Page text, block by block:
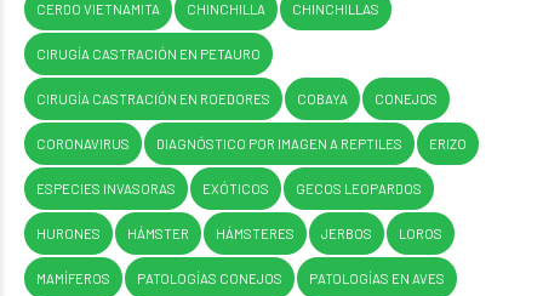
CERDO VIETNAMITA CHINCHILLA CHINCHILLAS
CIRUGÍA CASTRACIÓN EN PETAURO
CIRUGÍA CASTRACIÓN EN ROEDORES COBAYA CONEJOS
CORONAVIRUS DIAGNÓSTICO POR IMAGEN A REPTILES ERIZO
ESPECIES INVASORAS EXÓTICOS GECOS LEOPARDOS
HURONES HÁMSTER HÁMSTERES JERBOS LOROS
MAMÍFEROS PATOLOGÍAS CONEJOS PATOLOGÍAS EN AVES